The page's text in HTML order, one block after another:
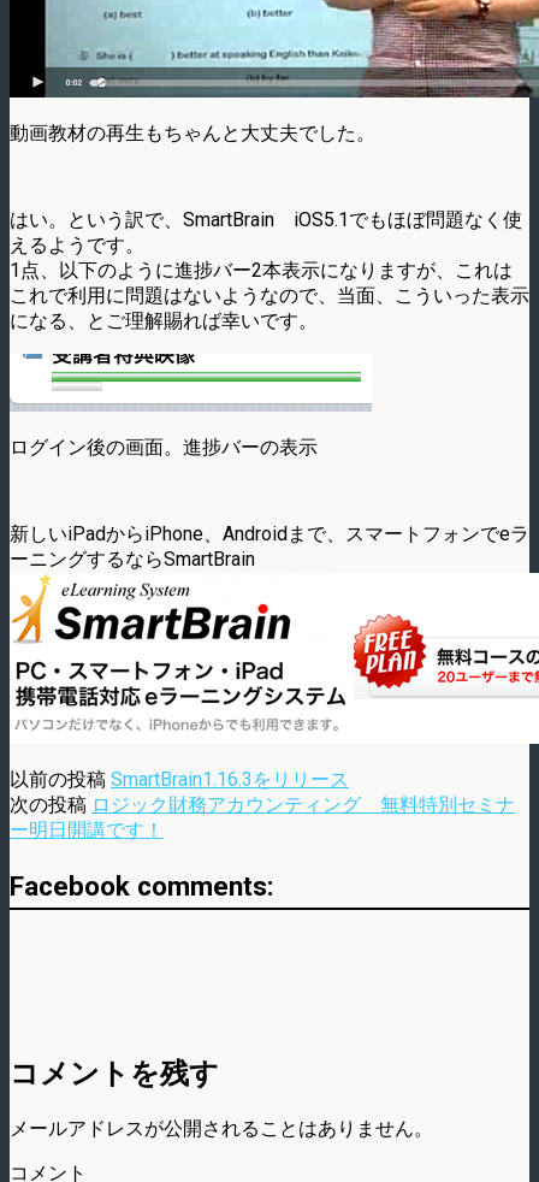
動画教材の再生もちゃんと大丈夫でした。
はい。という訳で、SmartBrain iOS5.1でもほぼ問題なく使
えるようです。
1点、以下のように進捗バー2本表示になりますが、これは
これで利用に問題はないようなので、当面、こういった表示
になる、とご理解賜れば幸いです。
ログイン後の画面。進捗バーの表示
新しいiPadからiPhone、Androidまで、スマートフォンでeラ
ーニングするならSmartBrain
以前の投稿 SmartBrain1.16.3をリリース
次の投稿 ロジック財務アカウンティング 無料特別セミナ
ー明日開講です！
Facebook comments:
コメントを残す
メールアドレスが公開されることはありません。
コメント